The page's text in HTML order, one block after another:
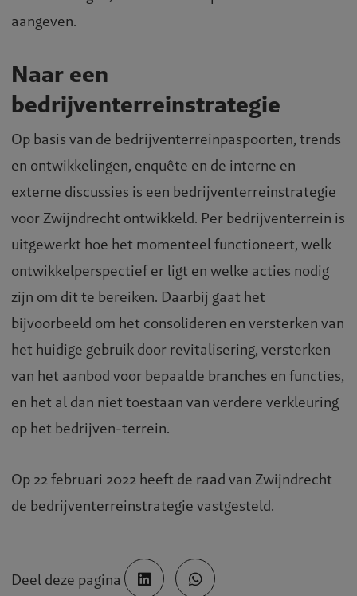
aangeven.
Naar een
bedrijventerreinstrategie
Op basis van de bedrijventerreinpaspoorten, trends
en ontwikkelingen, enquête en de interne en
externe discussies is een bedrijventerreinstrategie
voor Zwijndrecht ontwikkeld. Per bedrijventerrein is
uitgewerkt hoe het momenteel functioneert, welk
ontwikkelperspectief er ligt en welke acties nodig
zijn om dit te bereiken. Daarbij gaat het
bijvoorbeeld om het consolideren en versterken van
het huidige gebruik door revitalisering, versterken
van het aanbod voor bepaalde branches en functies,
en het al dan niet toestaan van verdere verkleuring
op het bedrijven-terrein.
Op 22 februari 2022 heeft de raad van Zwijndrecht
de bedrijventerreinstrategie vastgesteld.
Deel deze pagina